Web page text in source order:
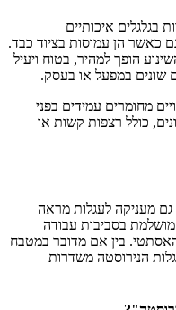
בגלגלים איכותיים
כאשר הן עמוסות בציוד כבד.
הופך למהיר, בטוח ויעיל
שונים במפעל או בעסק.
מחומרים עמידים בפני
כולל רצפות קשות או
גם מעניקה לעגלות מראה
מושלמת בסביבות עבודה
בין אם מדובר במטבח
הנירוסטה משדרות